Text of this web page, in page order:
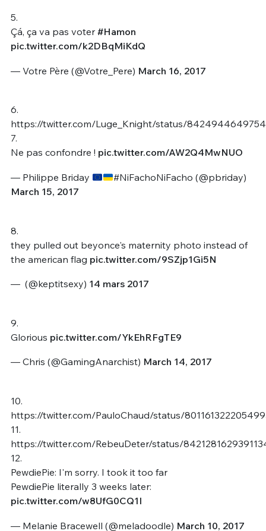
5.
Çá, ça va pas voter #Hamon
pic.twitter.com/k2DBqMiKdQ
— Votre Père (@Votre_Pere) March 16, 2017
6.
https://twitter.com/Luge_Knight/status/
7.
Ne pas confondre ! pic.twitter.com/AW2Q4MwNUO
— Philippe Briday
#NiFachoNiFacho (@pbriday)
March 15, 2017
8.
they pulled out beyonce's maternity photo instead of
the american flag pic.twitter.com/9SZjp1Gi5N
— ㅤ (@keptitsexy) 14 mars 2017
9.
Glorious pic.twitter.com/YkEhRFgTE9
— Chris (@GamingAnarchist) March 14, 2017
10.
https://twitter.com/PauloChaud/status/
11.
https://twitter.com/RebeuDeter/status/
12.
PewdiePie: I'm sorry. I took it too far
PewdiePie literally 3 weeks later:
pic.twitter.com/w8UfG0CQ1I
— Melanie Bracewell (@meladoodle) March 10, 2017